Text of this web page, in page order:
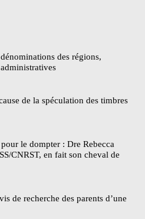
des régions,
de la spéculation des timbres
le dompter : Dre Rebecca
CNRST, en fait son cheval de
de recherche des parents d’une